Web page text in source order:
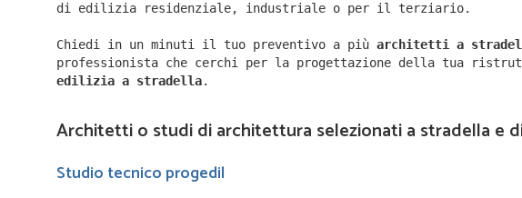
di edilizia residenziale, industriale o per il terziario.
Chiedi in un minuti il tuo preventivo a più architetti a
professionista che cerchi per la progettazione della tua
edilizia a stradella.
Architetti o studi di architettura selezionati a stradella e
Studio tecnico progedil